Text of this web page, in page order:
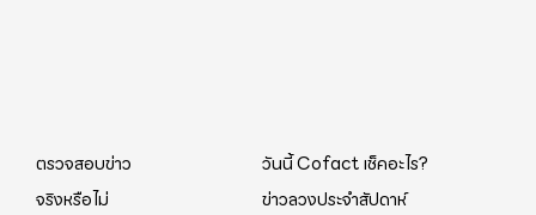
ตรวจสอบข่าว
วันนี้ Cofact เช็คอะไร?
จริงหรือไม่
ข่าวลวงประจำสัปดาห์